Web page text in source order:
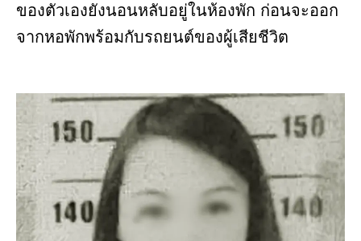
ของตัวเองยังนอนหลับอยู่ในห้องพัก ก่อนจะออก
จากหอพักพร้อมกับรถยนต์ของผู้เสียชีวิต